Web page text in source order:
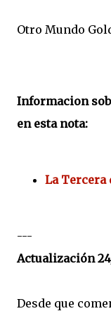
Otro Mundo
Informacion
en esta nota:
La Tercera
---
Actualización
Desde que